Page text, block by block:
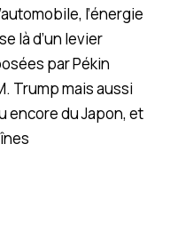
l’énergie
là d’un levier
par Pékin
Trump mais aussi
encore du Japon, et